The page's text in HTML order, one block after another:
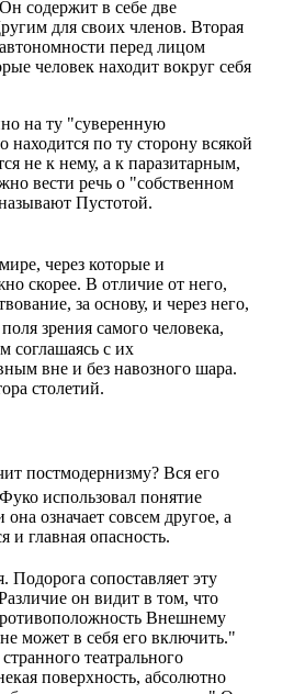
содержит в себе две
для своих членов. Вторая
перед лицом
человек находит вокруг себя
на ту "суверенную
по ту сторону всякой
не к нему, а к паразитарным,
вести речь о "собственном
Пустотой.
через которые и
скорее. В отличие от него,
за основу, и через него,
зрения самого человека,
соглашаясь с их
вне и без навозного шара.
столетий.
постмодернизму? Вся его
использовал понятие
означает совсем другое, а
и главная опасность.
Подорога сопоставляет эту
он видит в том, что
Внешнему
может в себя его включить."
театрального
поверхность, абсолютно